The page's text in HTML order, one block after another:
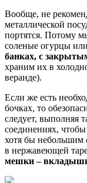
Вообще, не
металлической
портятся. Потому
соленые огурцы
банках, с
храним их в
веранде).
Если же есть
бочках, то
следует, выполняя
соединениях,
хотя бы небольшим
в нержавеющей
мешки –